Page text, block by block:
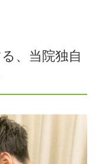
、当院独自